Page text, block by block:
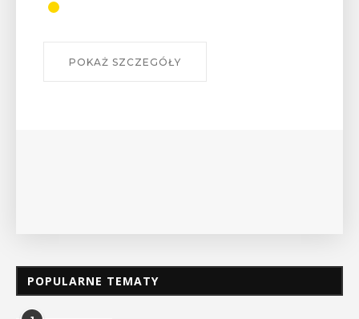
W środę 12 sierpnia o godz. 17 w Miejskiej
POPULARNE TEMATY